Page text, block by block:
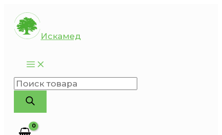
Перейти
содержимому
Искамед
Поиск
товаров